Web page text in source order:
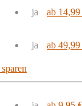
ja ab 14,99
ja ab 49,99